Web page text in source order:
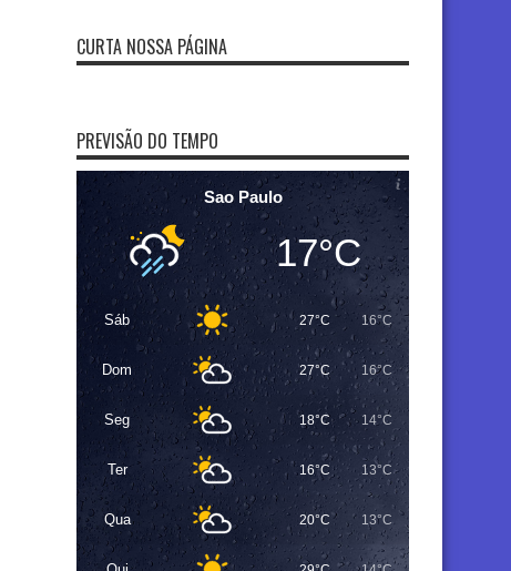
CURTA NOSSA PÁGINA
PREVISÃO DO TEMPO
Sao Paulo
17°C
Sáb 27°C 16°C
Dom 27°C 16°C
Seg 18°C 14°C
Ter 16°C 13°C
Qua 20°C 13°C